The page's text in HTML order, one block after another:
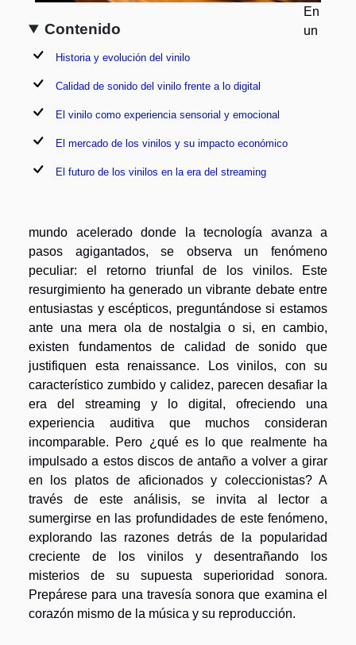
Contenido
Historia y evolución del vinilo
Calidad de sonido del vinilo frente a lo digital
El vinilo como experiencia sensorial y emocional
El mercado de los vinilos y su impacto económico
El futuro de los vinilos en la era del streaming
En
un
mundo acelerado donde la tecnología avanza a
pasos agigantados, se observa un fenómeno
peculiar: el retorno triunfal de los vinilos. Este
resurgimiento ha generado un vibrante debate entre
entusiastas y escépticos, preguntándose si estamos
ante una mera ola de nostalgia o si, en cambio,
existen fundamentos de calidad de sonido que
justifiquen esta renaissance. Los vinilos, con su
característico zumbido y calidez, parecen desafiar la
era del streaming y lo digital, ofreciendo una
experiencia auditiva que muchos consideran
incomparable. Pero ¿qué es lo que realmente ha
impulsado a estos discos de antaño a volver a girar
en los platos de aficionados y coleccionistas? A
través de este análisis, se invita al lector a
sumergirse en las profundidades de este fenómeno,
explorando las razones detrás de la popularidad
creciente de los vinilos y desentrañando los
misterios de su supuesta superioridad sonora.
Prepárese para una travesía sonora que examina el
corazón mismo de la música y su reproducción.